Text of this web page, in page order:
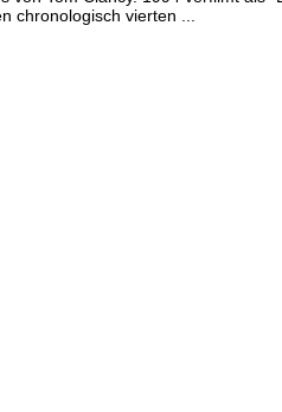
chronologisch vierten ...